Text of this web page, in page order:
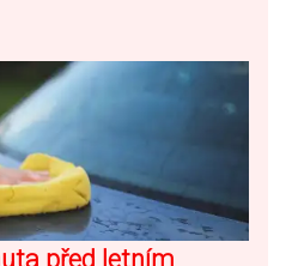
před letním